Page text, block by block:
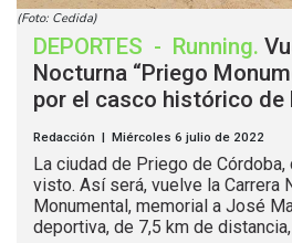
(Foto: Cedida)
DEPORTES - Running.
Nocturna “Priego
por el casco histórico de
Redacción | Miércoles 6 julio de 2022
La ciudad de Priego de Córdoba,
visto. Así será, vuelve la Carrera
Monumental, memorial a José
deportiva, de 7,5 km de